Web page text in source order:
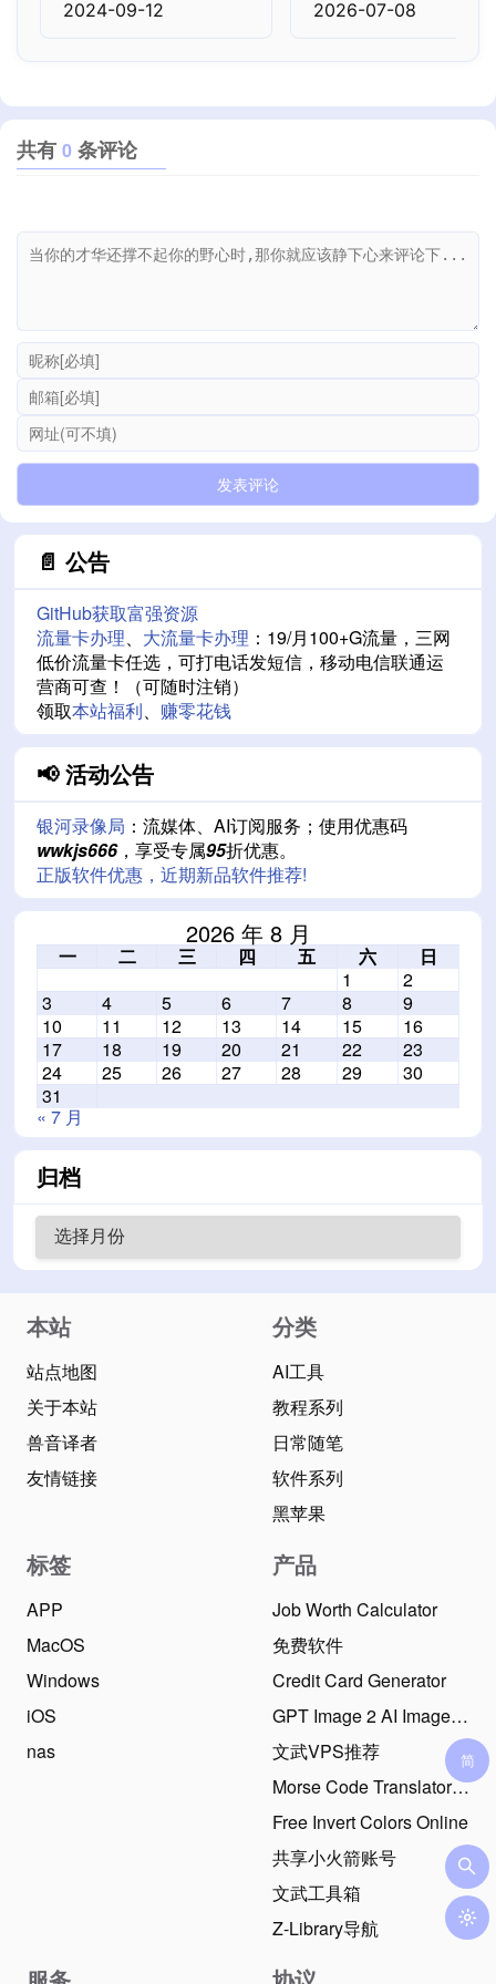
署
2024-09-12 你的求职工作台
2026-07-08
共有 0 条评论
📄 公告
GitHub获取富强资源
流量卡办理、 大流量卡办理 ：19/月100+G流量，三网
低价流量卡任选，可打电话发短信，移动电信联通运
营商可查！（可随时注销）
领取本站福利、 赚零花钱
📢 活动公告
银河录像局 ：流媒体、AI订阅服务；使用优惠码
wwkjs666，享受专属95折优惠。
正版软件优惠，近期新品软件推荐!
2026 年 8 月
一 二 三 四 五 六
日
1
2
3
4 5 6 7 8
9
10
11 12 13 14 15
16
17
18 19 20 21 22
23
24
25 26 27 28 29
30
31
« 7 月
归档
本站
站点地图
关于本站
兽音译者
友情链接
分类
AI工具
教程系列
日常随笔
软件系列
黑苹果
标签
APP
MacOS
Windows
iOS
nas
产品
Job Worth Calculator
免费软件
Credit Card Generator
GPT Image 2 AI Image Generator
文武VPS推荐
Morse Code Translator Online
Free Invert Colors Online
共享小火箭账号
文武工具箱
Z-Library导航